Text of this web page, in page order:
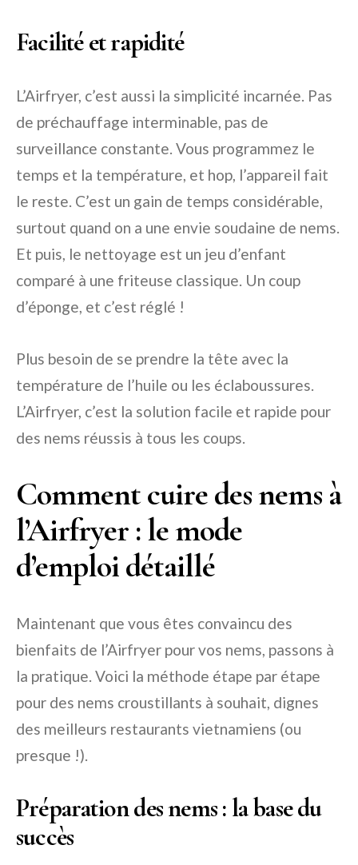
Facilité et rapidité
L’Airfryer, c’est aussi la simplicité incarnée. Pas
de préchauffage interminable, pas de
surveillance constante. Vous programmez le
temps et la température, et hop, l’appareil fait
le reste. C’est un gain de temps considérable,
surtout quand on a une envie soudaine de nems.
Et puis, le nettoyage est un jeu d’enfant
comparé à une friteuse classique. Un coup
d’éponge, et c’est réglé !
Plus besoin de se prendre la tête avec la
température de l’huile ou les éclaboussures.
L’Airfryer, c’est la solution facile et rapide pour
des nems réussis à tous les coups.
Comment cuire des nems à
l’Airfryer : le mode
d’emploi détaillé
Maintenant que vous êtes convaincu des
bienfaits de l’Airfryer pour vos nems, passons à
la pratique. Voici la méthode étape par étape
pour des nems croustillants à souhait, dignes
des meilleurs restaurants vietnamiens (ou
presque !).
Préparation des nems : la base du
succès